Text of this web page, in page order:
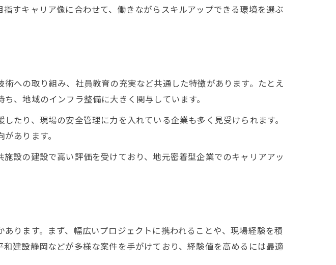
すキャリア像に合わせて、働きながらスキルアップできる環境を選ぶ
への取り組み、社員教育の充実など共通した特徴があります。たとえ
、地域のインフラ整備に大きく関与しています。
たり、現場の安全管理に力を入れている企業も多く見受けられます。
あります。
設の建設で高い評価を受けており、地元密着型企業でのキャリアアッ
ります。まず、幅広いプロジェクトに携われることや、現場経験を積
建設静岡などが多様な案件を手がけており、経験値を高めるには最適